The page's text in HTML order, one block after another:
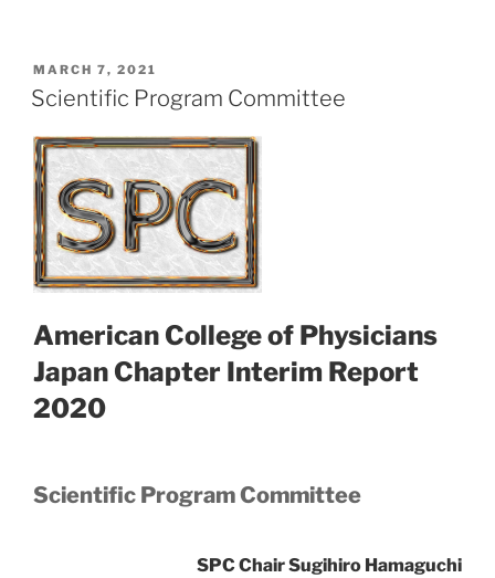
POSTED
ON
MARCH 7, 2021
Scientific Program Committee
American College of Physicians
Japan Chapter Interim Report
2020
Scientific Program Committee
SPC Chair Sugihiro Hamaguchi